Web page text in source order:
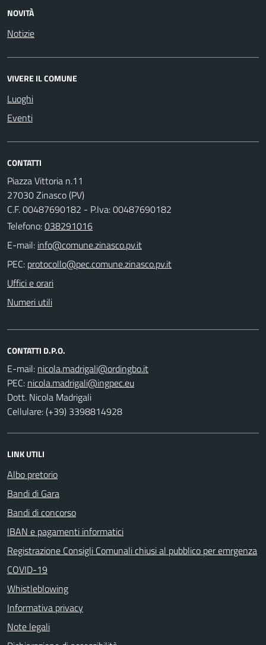
NOVITÀ
Notizie
VIVERE IL COMUNE
Luoghi
Eventi
CONTATTI
Piazza Vittoria n.11
27030 Zinasco (PV)
C.F. 00487690182 - P.Iva: 00487690182
Telefono:038291016
E-mail:
PEC:
Uffici e orari
Numeri utili
CONTATTI D.P.O.
E-mail:
PEC:
Dott. Nicola Madrigali
Cellulare: (+39) 3398814928
LINK UTILI
Albo pretorio
Bandi di Gara
Bandi di concorso
IBAN e pagamenti informatici
Registrazione Consigli Comunali chiusi al pubblico per emrgenza
COVID-19
Whistleblowing
Informativa privacy
Note legali